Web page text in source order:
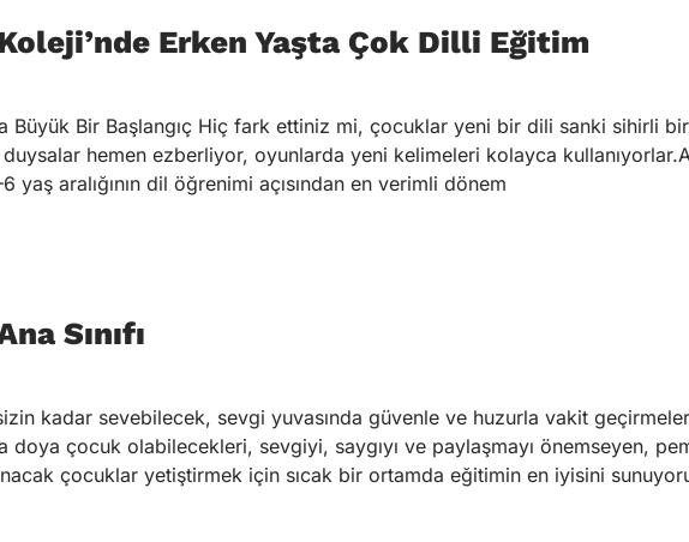
Erken Yaşta Çok Dilli Eğitim
Büyük Bir Başlangıç Hiç fark ettiniz mi, çocuklar yeni bir dili sanki sihirli
duysalar hemen ezberliyor, oyunlarda yeni kelimeleri kolayca
yaş aralığının dil öğrenimi açısından en verimli dönem
Sınıfı
sizin kadar sevebilecek, sevgi yuvasında güvenle ve huzurla vakit
doya çocuk olabilecekleri, sevgiyi, saygıyı ve paylaşmayı önemseyen,
çocuklar yetiştirmek için sıcak bir ortamda eğitimin en iyisini